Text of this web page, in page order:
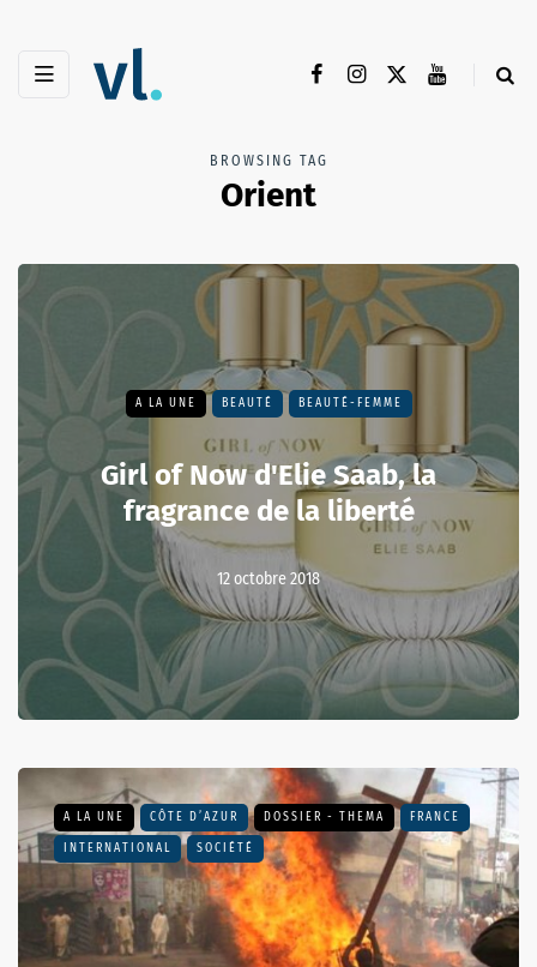
BROWSING TAG
Orient
A LA UNE BEAUTÉ BEAUTÉ-FEMME
Girl of Now d'Elie Saab, la
fragrance de la liberté
12 octobre 2018
A LA UNE CÔTE D’AZUR DOSSIER - THEMA FRANCE
INTERNATIONAL SOCIÉTÉ